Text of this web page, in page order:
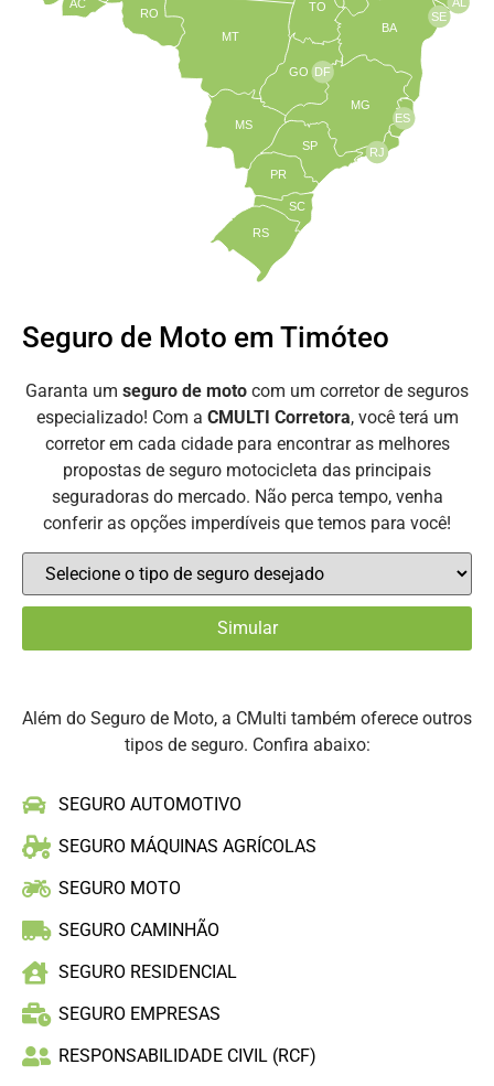
TO
BA
SE
RO
MT
MS
GO
PR
SC
RS
SP
MG
RJ
ES
DF
Seguro de Moto em Timóteo
Garanta um seguro de moto com um corretor de seguros
especializado! Com a CMULTI Corretora, você terá um
corretor em cada cidade para encontrar as melhores
propostas de seguro motocicleta das principais
seguradoras do mercado. Não perca tempo, venha
conferir as opções imperdíveis que temos para você!
Além do Seguro de Moto, a CMulti também oferece outros
tipos de seguro. Confira abaixo:
SEGURO AUTOMOTIVO
SEGURO MÁQUINAS AGRÍCOLAS
SEGURO MOTO
SEGURO CAMINHÃO
SEGURO RESIDENCIAL
SEGURO EMPRESAS
RESPONSABILIDADE CIVIL (RCF)